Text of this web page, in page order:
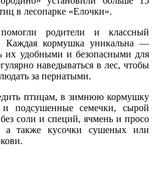
в лесопарке «Елочки».
родители и классный
Каждая кормушка уникальна —
их удобными и безопасными для
наведываться в лес, чтобы
за пернатыми.
птицам, в зимнюю кормушку
подсушенные семечки, сырой
соли и специй, ячмень и просо
а также кусочки сушеных или